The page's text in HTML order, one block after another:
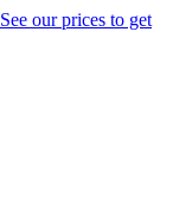
See our prices to get